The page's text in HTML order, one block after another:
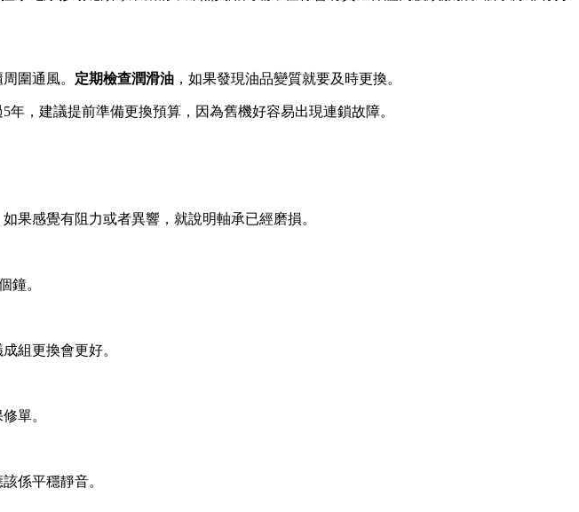
圍通風。 定期檢查潤滑油 ，如果發現油品變質就要及時更換。
，建議提前準備更換預算，因為舊機好容易出現連鎖故障。
果感覺有阻力或者異響，就說明軸承已經磨損。
鐘。
組更換會更好。
單。
係平穩靜音。